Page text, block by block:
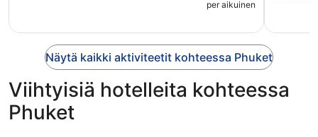
per aikuinen
Näytä kaikki aktiviteetit kohteessa Phuket
Viihtyisiä hotelleita kohteessa
Phuket